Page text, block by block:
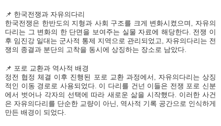
📌 한국전쟁과 자유의다리
한국전쟁은 한반도의 지형과 사회 구조를 크게 변화시켰으며, 자유의
다리는 그 변화의 한 단면을 보여주는 실물 자료에 해당한다. 전쟁 이
후 임진강 일대는 군사적 통제 지역으로 관리되었고, 자유의다리는 전
쟁의 종결과 분단의 고착을 동시에 상징하는 장소로 남았다.
📌 포로 교환과 역사적 배경
정전 협정 체결 이후 진행된 포로 교환 과정에서, 자유의다리는 상징
적인 이동 경로로 사용되었다. 이 다리를 건넌 이들은 전쟁 포로 신분
에서 벗어나 각자의 선택에 따라 새로운 삶을 시작했다. 이러한 사건
은 자유의다리를 단순한 교량이 아닌, 역사적 기록 공간으로 인식하게
만든 배경이 되었다.